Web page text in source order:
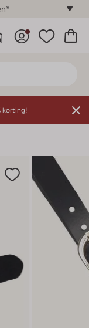
korting!